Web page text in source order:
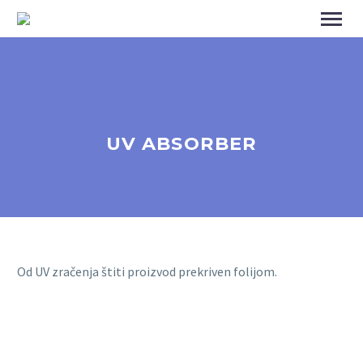
UV ABSORBER
Od UV zračenja štiti proizvod prekriven folijom.